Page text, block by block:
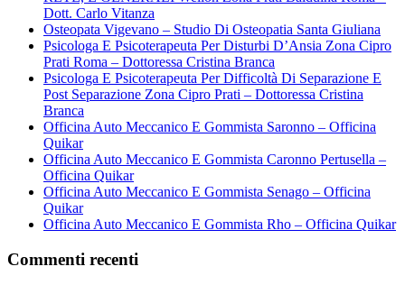
Dott. Carlo Vitanza
Osteopata Vigevano – Studio Di Osteopatia Santa Giuliana
Psicologa E Psicoterapeuta Per Disturbi D’Ansia Zona Cipro
Prati Roma – Dottoressa Cristina Branca
Psicologa E Psicoterapeuta Per Difficoltà Di Separazione E
Post Separazione Zona Cipro Prati – Dottoressa Cristina
Branca
Officina Auto Meccanico E Gommista Saronno – Officina
Quikar
Officina Auto Meccanico E Gommista Caronno Pertusella –
Officina Quikar
Officina Auto Meccanico E Gommista Senago – Officina
Quikar
Officina Auto Meccanico E Gommista Rho – Officina Quikar
Commenti recenti